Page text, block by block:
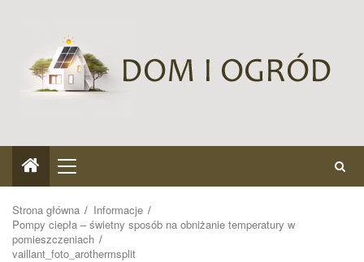
Menu
główne
Strona główna
Informacje
Pompy ciepła – świetny sposób na obniżanie temperatury w
pomieszczeniach
vaillant_foto_arothermsplit